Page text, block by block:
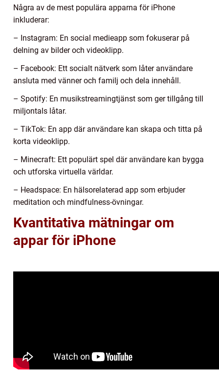
Några av de mest populära apparna för iPhone
inkluderar:
– Instagram: En social medieapp som fokuserar på
delning av bilder och videoklipp.
– Facebook: Ett socialt nätverk som låter användare
ansluta med vänner och familj och dela innehåll.
– Spotify: En musikstreamingtjänst som ger tillgång till
miljontals låtar.
– TikTok: En app där användare kan skapa och titta på
korta videoklipp.
– Minecraft: Ett populärt spel där användare kan bygga
och utforska virtuella världar.
– Headspace: En hälsorelaterad app som erbjuder
meditation och mindfulness-övningar.
Kvantitativa mätningar om
appar för iPhone